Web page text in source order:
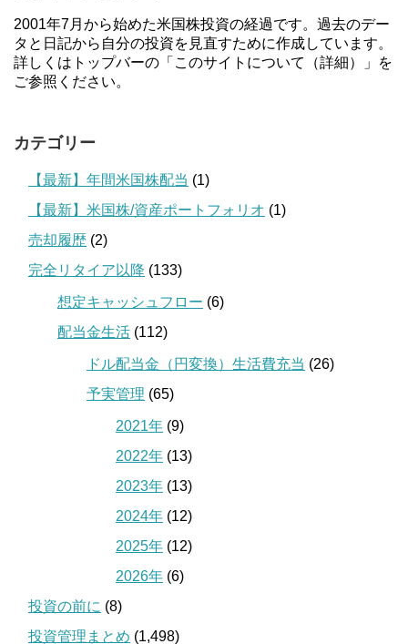
2001年7月から始めた米国株投資の経過です。過去のデー
タと日記から自分の投資を見直すために作成しています。
詳しくはトップバーの「このサイトについて（詳細）」を
ご参照ください。
カテゴリー
【最新】年間米国株配当 (1)
【最新】米国株/資産ポートフォリオ (1)
売却履歴 (2)
完全リタイア以降 (133)
想定キャッシュフロー (6)
配当金生活 (112)
ドル配当金（円変換）生活費充当 (26)
予実管理 (65)
2021年 (9)
2022年 (13)
2023年 (13)
2024年 (12)
2025年 (12)
2026年 (6)
投資の前に (8)
投資管理まとめ (1,498)